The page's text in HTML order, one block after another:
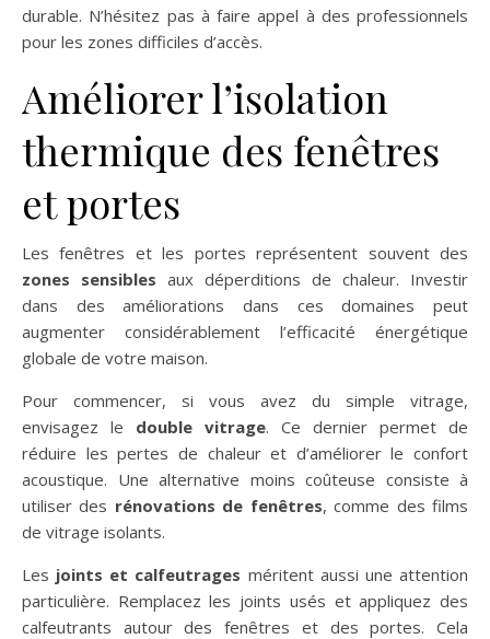
durable. N’hésitez pas à faire appel à des professionnels
pour les zones difficiles d’accès.
Améliorer l’isolation
thermique des fenêtres
et portes
Les fenêtres et les portes représentent souvent des
zones sensibles aux déperditions de chaleur. Investir
dans des améliorations dans ces domaines peut
augmenter considérablement l’efficacité énergétique
globale de votre maison.
Pour commencer, si vous avez du simple vitrage,
envisagez le double vitrage. Ce dernier permet de
réduire les pertes de chaleur et d’améliorer le confort
acoustique. Une alternative moins coûteuse consiste à
utiliser des rénovations de fenêtres, comme des films
de vitrage isolants.
Les joints et calfeutrages méritent aussi une attention
particulière. Remplacez les joints usés et appliquez des
calfeutrants autour des fenêtres et des portes. Cela